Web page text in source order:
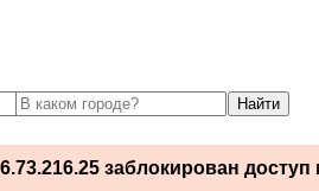
заблокирован доступ